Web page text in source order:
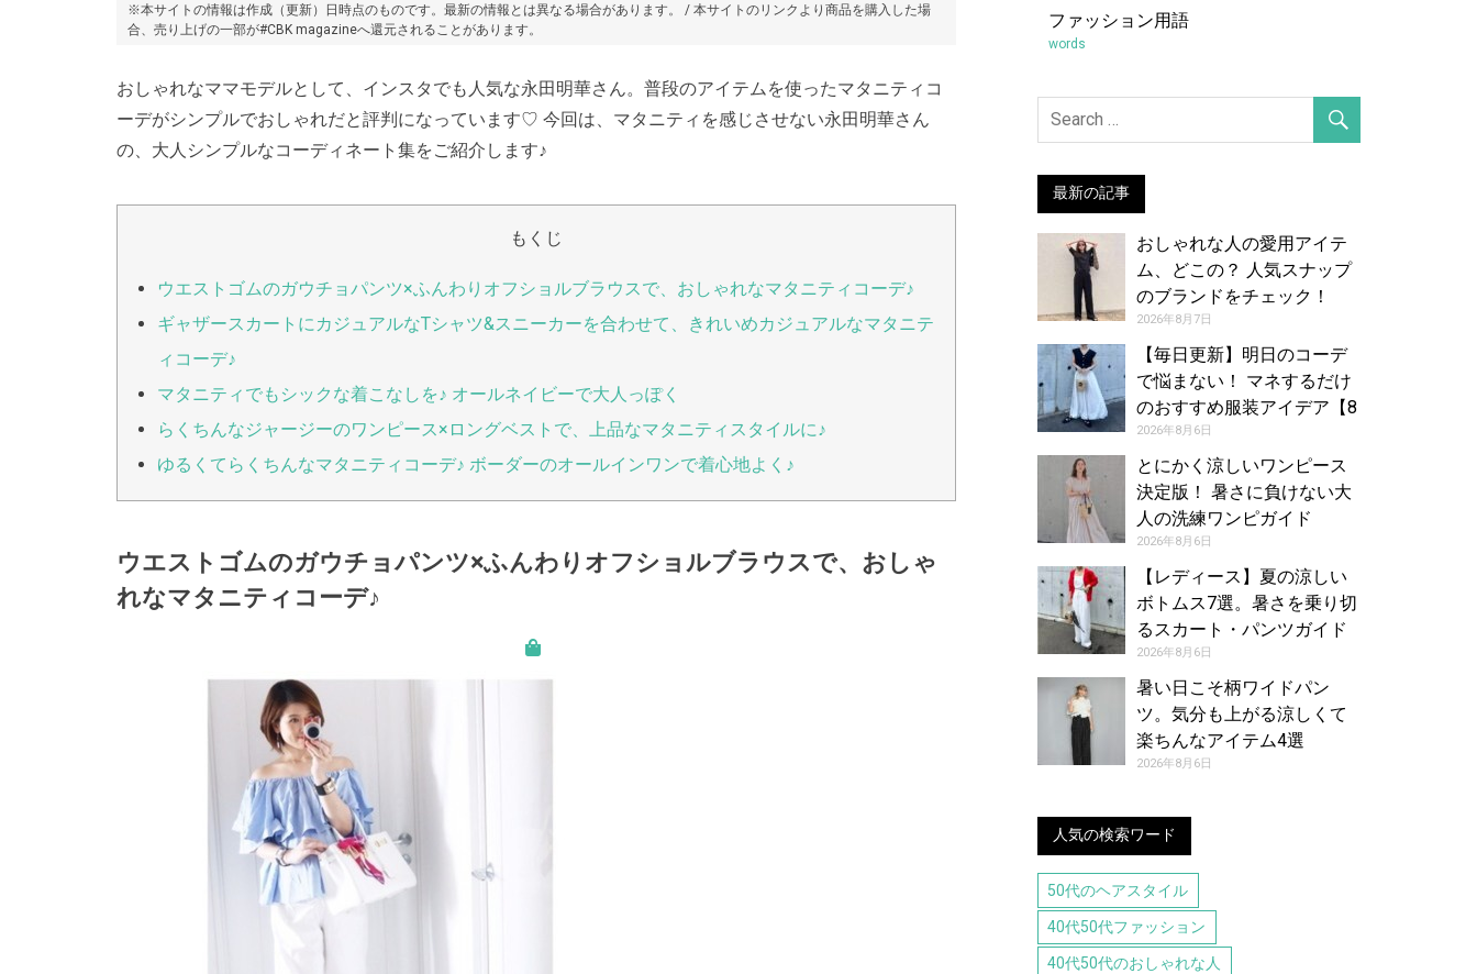
※本サイトの情報は作成（更新）日時点のものです。最新の情報とは異なる場合があります。 / 本サイトのリンクより商品を購入した場
合、売り上げの一部が#CBK magazineへ還元されることがあります。
おしゃれなママモデルとして、インスタでも人気な永田明華さん。普段のアイテムを使ったマタニティコ
ーデがシンプルでおしゃれだと評判になっています♡ 今回は、マタニティを感じさせない永田明華さん
の、大人シンプルなコーディネート集をご紹介します♪
もくじ
ウエストゴムのガウチョパンツ×ふんわりオフショルブラウスで、おしゃれなマタニティコーデ♪
ギャザースカートにカジュアルなTシャツ&スニーカーを合わせて、きれいめカジュアルなマタニテ
ィコーデ♪
マタニティでもシックな着こなしを♪ オールネイビーで大人っぽく
らくちんなジャージーのワンピース×ロングベストで、上品なマタニティスタイルに♪
ゆるくてらくちんなマタニティコーデ♪ ボーダーのオールインワンで着心地よく♪
ウエストゴムのガウチョパンツ×ふんわりオフショルブラウスで、おしゃ
れなマタニティコーデ♪
ファッション用語
words
最新の記事
おしゃれな人の愛用アイテ
ム、どこの？ 人気スナップ
のブランドをチェック！
（2026年7月27日号）
2026年8月7日
【毎日更新】明日のコーデ
で悩まない！ マネするだけ
のおすすめ服装アイデア【8
月7日夏】
2026年8月6日
とにかく涼しいワンピース
決定版！ 暑さに負けない大
人の洗練ワンピガイド
2026年8月6日
【レディース】夏の涼しい
ボトムス7選。暑さを乗り切
るスカート・パンツガイド
2026年8月6日
暑い日こそ柄ワイドパン
ツ。気分も上がる涼しくて
楽ちんなアイテム4選
2026年8月6日
人気の検索ワード
50代のヘアスタイル
40代50代ファッション
40代50代のおしゃれな人